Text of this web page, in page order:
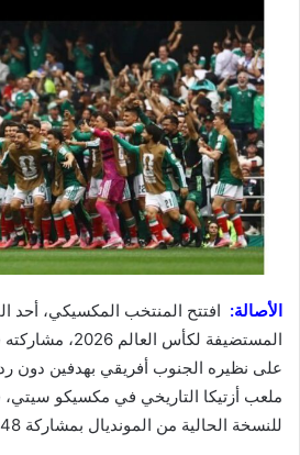
الأصالة: افتتح المنتخب المكسيكي، أحد
المستضيفة لكأس
على نظيره الجنوب أفريقي بهدفين دون
ملعب أزتيكا التاريخي في مكسيكو سيتي،
للنسخة الحالية من المونديال بمشاركة 48 منتخباً.